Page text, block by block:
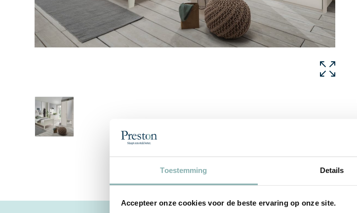
Toestemming Details
Accepteer onze cookies voor de beste ervaring op onze site.